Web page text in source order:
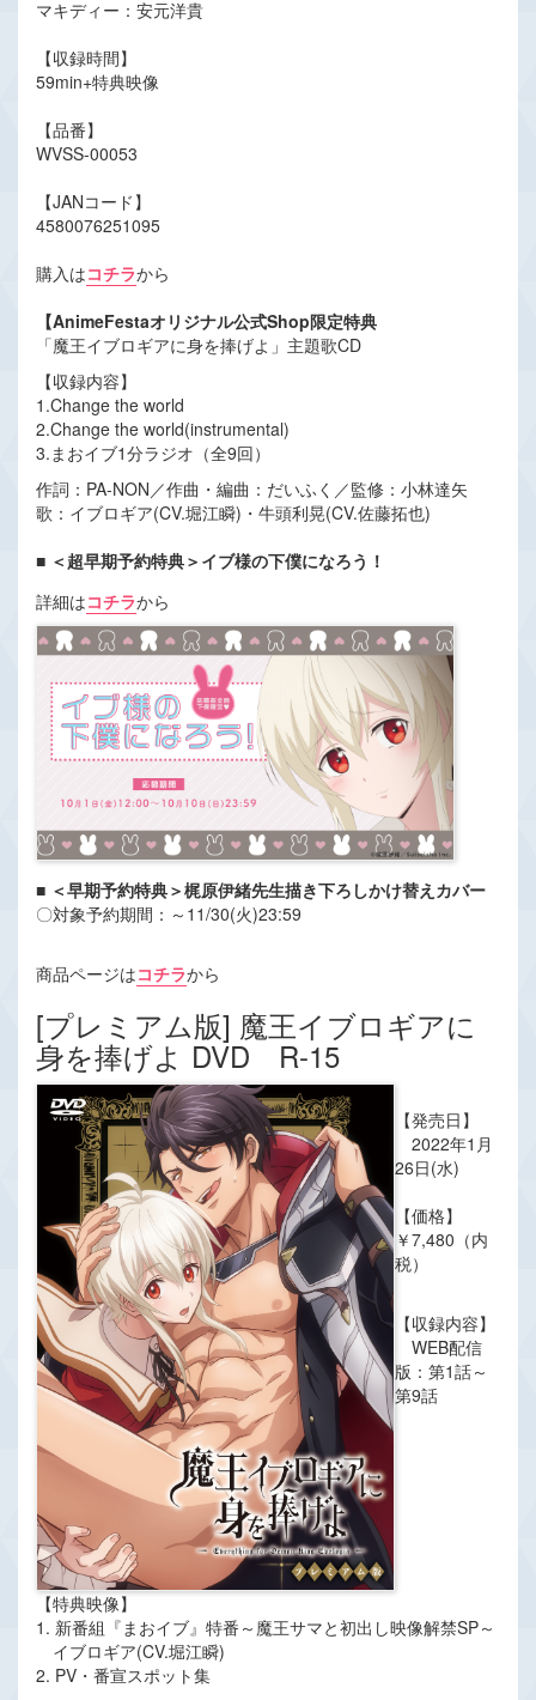
マキディー：安元洋貴
【収録時間】
59min+特典映像
【品番】
WVSS-00053
【JANコード】
4580076251095
購入はコチラから
【AnimeFestaオリジナル公式Shop限定特典
「魔王イブロギアに身を捧げよ」主題歌CD
【収録内容】
1.Change the world
2.Change the world(instrumental)
3.まおイブ1分ラジオ（全9回）
作詞：PA-NON／作曲・編曲：だいふく／監修：小林達矢
歌：イブロギア(CV.堀江瞬)・牛頭利晃(CV.佐藤拓也)
■ ＜超早期予約特典＞イブ様の下僕になろう！
詳細はコチラから
■ ＜早期予約特典＞梶原伊緒先生描き下ろしかけ替えカバー
〇対象予約期間：～11/30(火)23:59
商品ページはコチラから
[プレミアム版] 魔王イブロギアに
身を捧げよ DVD R-15
【発売日】
2022年1月
26日(水)
【価格】
￥7,480（内
税）
【収録内容】
WEB配信
版：第1話～
第9話
【特典映像】
1. 新番組『まおイブ』特番～魔王サマと初出し映像解禁SP～
イブロギア(CV.堀江瞬)
2. PV・番宣スポット集